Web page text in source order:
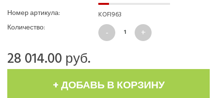
Номер артикула:
KOFI963
Количество:
28 014.00 руб.
+ ДОБАВЬ В КОРЗИНУ